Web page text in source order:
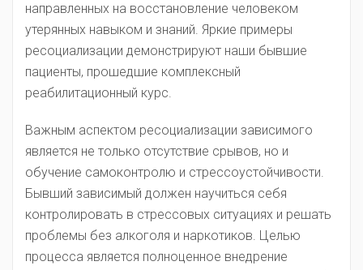
направленных на восстановление человеком
утерянных навыком и знаний. Яркие примеры
ресоциализации демонстрируют наши бывшие
пациенты, прошедшие комплексный
реабилитационный курс.
Важным аспектом ресоциализации зависимого
является не только отсутствие срывов, но и
обучение самоконтролю и стрессоустойчивости.
Бывший зависимый должен научиться себя
контролировать в стрессовых ситуациях и решать
проблемы без алкоголя и наркотиков. Целью
процесса является полноценное внедрение